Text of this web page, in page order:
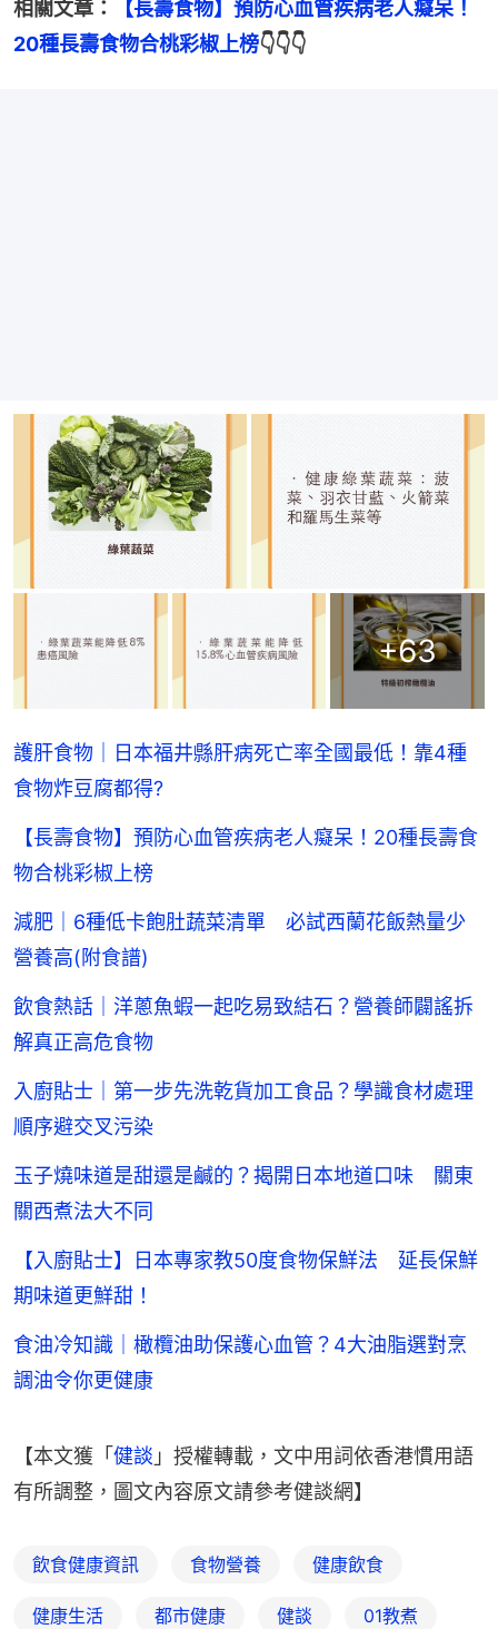
相關文章：
【長壽食物】預防心血管疾病老人癡呆！
20種長壽食物合桃彩椒上榜👇👇👇
+63
護肝食物｜日本福井縣肝病死亡率全國最低！靠4種
食物炸豆腐都得?
【長壽食物】預防心血管疾病老人癡呆！20種長壽食
物合桃彩椒上榜
減肥｜6種低卡飽肚蔬菜清單 必試西蘭花飯熱量少
營養高(附食譜)
飲食熱話｜洋蔥魚蝦一起吃易致結石？營養師闢謠拆
解真正高危食物
入廚貼士｜第一步先洗乾貨加工食品？學識食材處理
順序避交叉污染
玉子燒味道是甜還是鹹的？揭開日本地道口味 關東
關西煮法大不同
【入廚貼士】日本專家教50度食物保鮮法 延長保鮮
期味道更鮮甜！
食油冷知識｜橄欖油助保護心血管？4大油脂選對烹
調油令你更健康
【本文獲「 健談 」授權轉載，文中用詞依香港慣用語
有所調整，圖文內容原文請參考健談網】
飲食健康資訊 食物營養 健康飲食
健康生活 都市健康 健談 01教煮